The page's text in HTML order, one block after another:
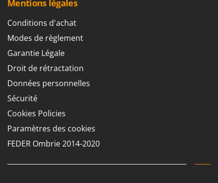
Scies alternatives à batterie
Scies de jardin télescopiques
Sécateurs électriques à batterie
Sécateurs pneumatiques
Socs pour tracteur
Soufreuses - Poudreuses à dos
Soufreuses - Poudreuses pour tracteur
Taille-haies
Intex
Italyco
ITM
J JOLLY ITALIA
K
KAAZ
Karcher
Kasco
KitchenAid
Mentions légales
Conditions d'achat
Modes de règlement
Garantie Légale
Droit de rétractation
Données personnelles
Sécurité
Cookies Policies
Paramètres des cookies
FEDER Ombrie 2014-2020